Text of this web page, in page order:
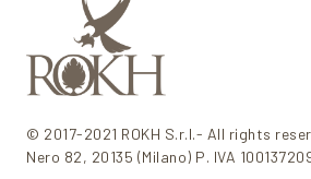
© 2017-2021 ROKH S.r.l.- All rights
Nero 82, 20135 (Milano) P. IVA